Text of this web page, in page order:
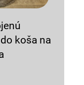
koša na